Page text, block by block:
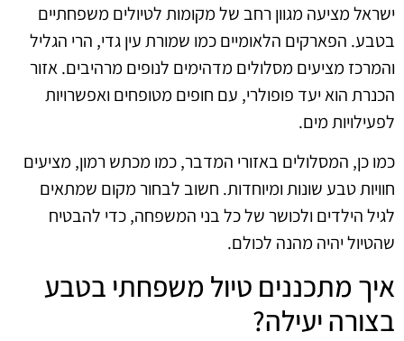
ישראל מציעה מגוון רחב של מקומות לטיולים משפחתיים
בטבע. הפארקים הלאומיים כמו שמורת עין גדי, הרי הגליל
והמרכז מציעים מסלולים מדהימים לנופים מרהיבים. אזור
הכנרת הוא יעד פופולרי, עם חופים מטופחים ואפשרויות
לפעילויות מים.
כמו כן, המסלולים באזורי המדבר, כמו מכתש רמון, מציעים
חוויות טבע שונות ומיוחדות. חשוב לבחור מקום שמתאים
לגיל הילדים ולכושר של כל בני המשפחה, כדי להבטיח
שהטיול יהיה מהנה לכולם.
איך מתכננים טיול משפחתי בטבע
בצורה יעילה?